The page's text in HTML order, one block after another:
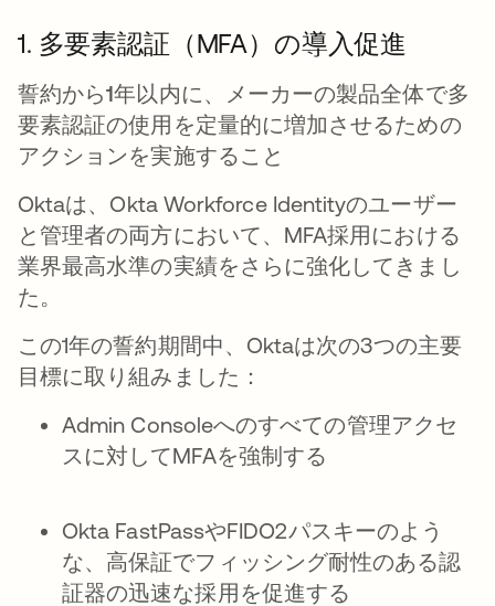
1. 多要素認証（MFA）の導入促進
誓約から1年以内に、メーカーの製品全体で多
要素認証の使用を定量的に増加させるための
アクションを実施すること
Oktaは、Okta Workforce Identityのユーザー
と管理者の両方において、MFA採用における
業界最高水準の実績をさらに強化してきまし
た。
この1年の誓約期間中、Oktaは次の3つの主要
目標に取り組みました：
Admin Consoleへのすべての管理アクセ
スに対してMFAを強制する
Okta FastPassやFIDO2パスキーのよう
な、高保証でフィッシング耐性のある認
証器の迅速な採用を促進する